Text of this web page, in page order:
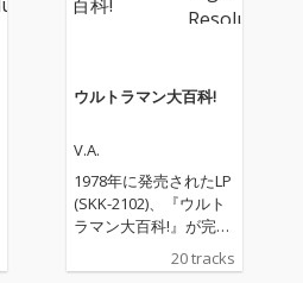
ウルトラマン大百科!
V.A.
1978年に発売されたLP
(SKK-2102)、『ウルト
ラマン大百科!』が完全
復刻。内容は、ウルト
ラQからウルトラマン
20 tracks